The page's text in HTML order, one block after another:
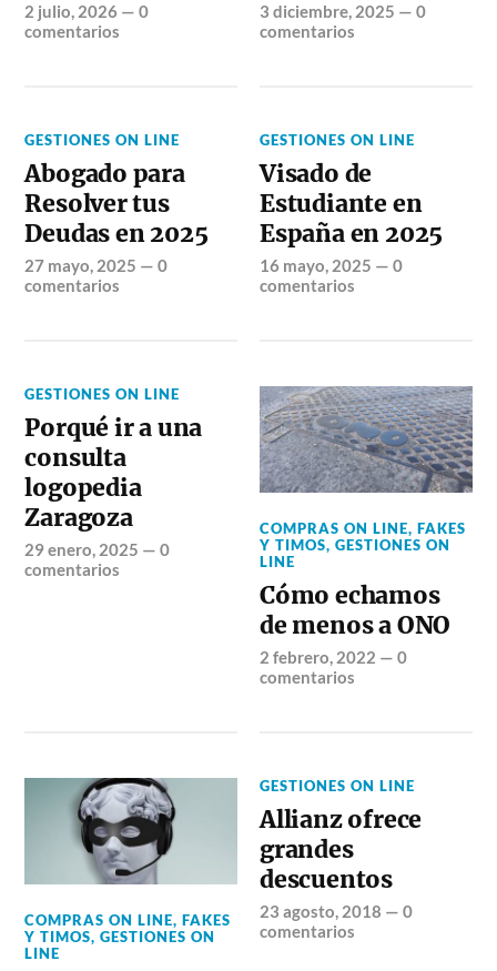
2 julio, 2026 —0
comentarios
3 diciembre, 2025 —0
comentarios
GESTIONES ON LINE
Abogado para
Resolver tus
Deudas en 2025
27 mayo, 2025 —0
comentarios
GESTIONES ON LINE
Visado de
Estudiante en
España en 2025
16 mayo, 2025 —0
comentarios
GESTIONES ON LINE
Porqué ir a una
consulta
logopedia
Zaragoza
29 enero, 2025 —0
comentarios
COMPRAS ON LINE,FAKES
Y TIMOS,GESTIONES ON
LINE
Cómo echamos
de menos a ONO
2 febrero, 2022 —0
comentarios
COMPRAS ON LINE,FAKES
Y TIMOS,GESTIONES ON
LINE
GESTIONES ON LINE
Allianz ofrece
grandes
descuentos
23 agosto, 2018 —0
comentarios